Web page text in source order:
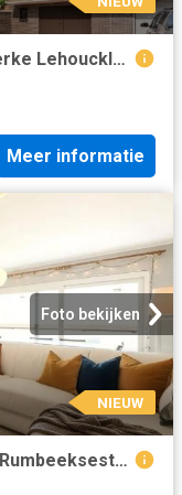
à vendre Appartement Oostduinkerke Lehoucklaan
Meer informatie
Foto bekijken
NIEUW
à vendre Appartement Roeselare Rumbeeksesteenweg